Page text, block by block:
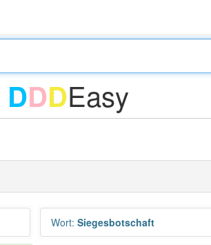
DDDEasy
Wort: Siegesbotschaft